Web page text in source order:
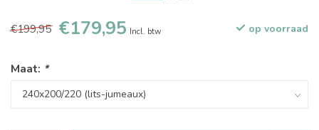
€199,95 €179,95 Incl. btw op voorraad
Maat: *